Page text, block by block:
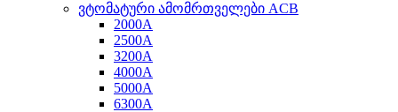
ვტომატური ამომრთველები ACB
2000A
2500A
3200A
4000A
5000A
6300A